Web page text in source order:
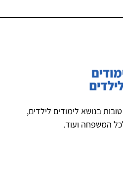
בנושא לימודים לילדים,
לכל המשפחה ועוד.